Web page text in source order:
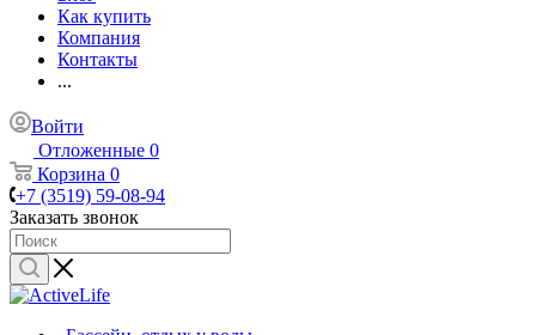
Как купить
Компания
Контакты
...
Войти
Отложенные 0
Корзина 0
+7 (3519) 59-08-94
Заказать звонок